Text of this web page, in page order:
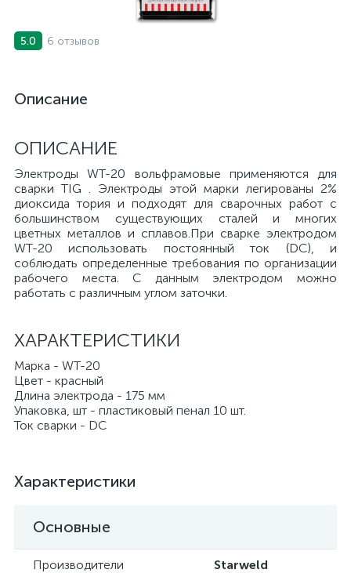
5.0 6 отзывов
Описание
ОПИСАНИЕ
Электроды WT-20 вольфрамовые применяются для
сварки TIG . Электроды этой марки легированы 2%
диоксида тория и подходят для сварочных работ с
большинством существующих сталей и многих
цветных металлов и сплавов.При сварке электродом
WT-20 использовать постоянный ток (DC), и
соблюдать определенные требования по организации
рабочего места. С данным электродом можно
работать с различным углом заточки.
ХАРАКТЕРИСТИКИ
Марка - WT-20
Цвет - красный
Длина электрода - 175 мм
Упаковка, шт - плаcтиковый пенал 10 шт.
Ток сварки - DC
Характеристики
Основные
Производители Starweld